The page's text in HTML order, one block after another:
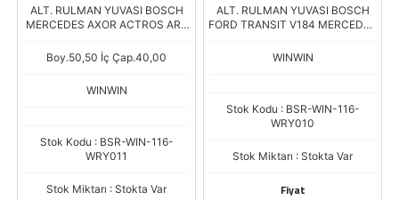
ALT. RULMAN YUVASI BOSCH
MERCEDES AXOR ACTROS ARY
Boy.50,50 İç Çap.40,00
WINWIN
Stok Kodu : BSR-WIN-116-
WRY011
Stok Miktarı : Stokta Var
ALT. RULMAN YUVASI BOSCH
FORD TRANSIT V184 MERCEDES
İç Çap.35,00
WINWIN
Stok Kodu : BSR-WIN-116-
WRY010
Stok Miktarı : Stokta Var
Fiyat